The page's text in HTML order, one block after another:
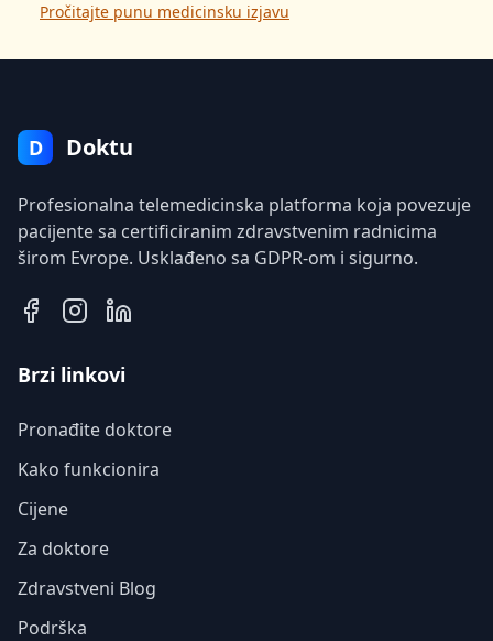
Pročitajte punu medicinsku izjavu
D Doktu
Profesionalna telemedicinska platforma koja povezuje
pacijente sa certificiranim zdravstvenim radnicima
širom Evrope. Usklađeno sa GDPR-om i sigurno.
Brzi linkovi
Pronađite doktore
Kako funkcionira
Cijene
Za doktore
Zdravstveni Blog
Podrška